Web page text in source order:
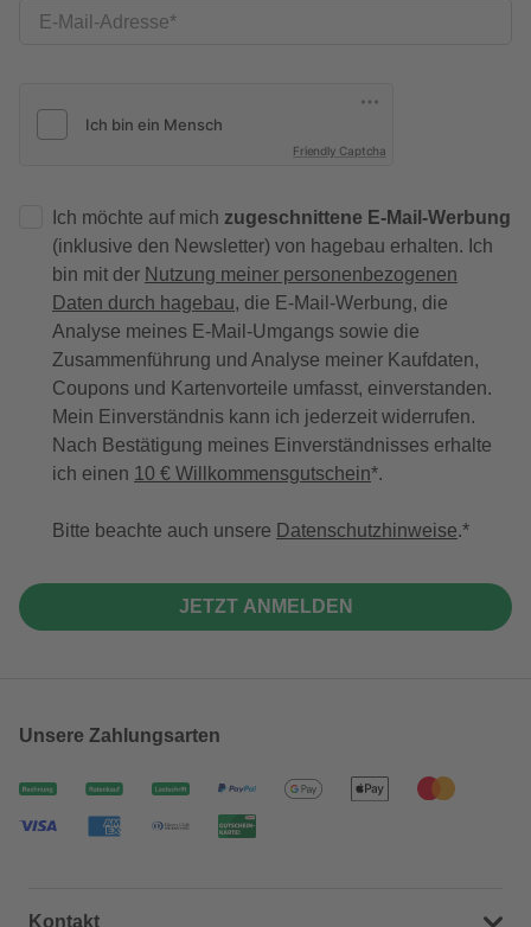
E-Mail-Adresse
Friendly Captcha
Ich möchte auf mich zugeschnittene E-Mail-Werbung
(inklusive den Newsletter) von hagebau erhalten. Ich
bin mit der Nutzung meiner personenbezogenen
Daten durch hagebau, die E-Mail-Werbung, die
Analyse meines E-Mail-Umgangs sowie die
Zusammenführung und Analyse meiner Kaufdaten,
Coupons und Kartenvorteile umfasst, einverstanden.
Mein Einverständnis kann ich jederzeit widerrufen.
Nach Bestätigung meines Einverständnisses erhalte
ich einen 10 € Willkommensgutschein*.
Bitte beachte auch unsere Datenschutzhinweise.
JETZT ANMELDEN
Unsere Zahlungsarten
Kontakt